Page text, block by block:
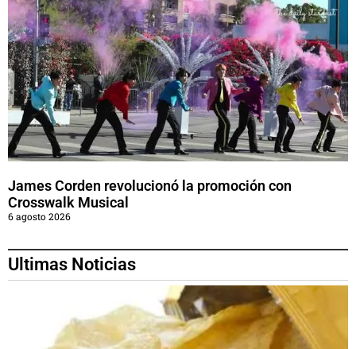
James Corden revolucionó la promoción con
Crosswalk Musical
6 agosto 2026
Ultimas Noticias